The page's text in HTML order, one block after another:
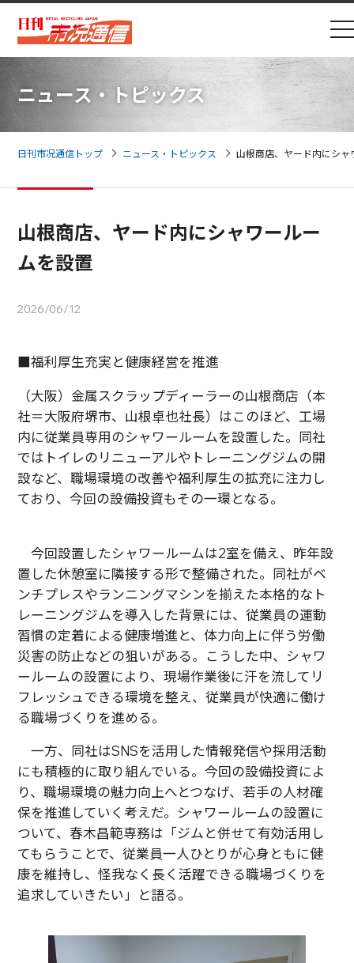
ニュース・トピックス
日刊市况通信トップ ニュース・トピックス 山根商店、ヤード内にシャ
山根商店、ヤード内にシャワールー
ムを設置
2026/06/12
■福利厚生充実と健康経営を推進
（大阪）金属スクラップディーラーの山根商店（本
社＝大阪府堺市、山根卓也社長）はこのほど、工場
内に従業員専用のシャワールームを設置した。同社
ではトイレのリニューアルやトレーニングジムの開
設など、職場環境の改善や福利厚生の拡充に注力し
ており、今回の設備投資もその一環となる。
今回設置したシャワールームは2室を備え、昨年設
置した休憩室に隣接する形で整備された。同社がベ
ンチプレスやランニングマシンを揃えた本格的なト
レーニングジムを導入した背景には、従業員の運動
習慣の定着による健康増進と、体力向上に伴う労働
災害の防止などの狙いがある。こうした中、シャワ
ールームの設置により、現場作業後に汗を流してリ
フレッシュできる環境を整え、従業員が快適に働け
る職場づくりを進める。
一方、同社はSNSを活用した情報発信や採用活動
にも積極的に取り組んでいる。今回の設備投資によ
り、職場環境の魅力向上へとつなげ、若手の人材確
保を推進していく考えだ。シャワールームの設置に
ついて、春木昌範専務は「ジムと併せて有効活用し
てもらうことで、従業員一人ひとりが心身ともに健
康を維持し、怪我なく長く活躍できる職場づくりを
追求していきたい」と語る。